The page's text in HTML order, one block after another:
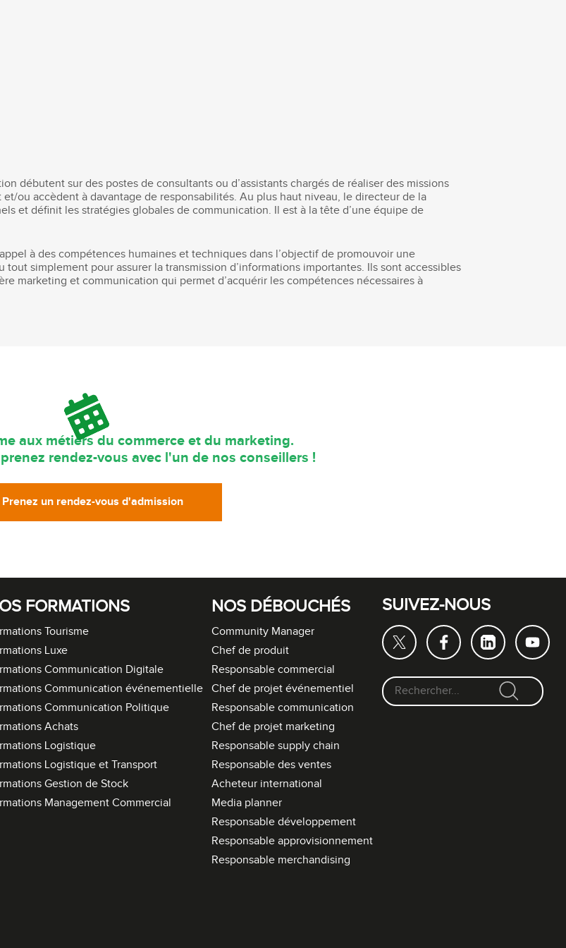
débutent sur des postes de consultants ou d’assistants chargés de réaliser des missions
ou accèdent à davantage de responsabilités. Au plus haut niveau, le directeur de la
et définit les stratégies globales de communication. Il est à la tête d’une équipe de
à des compétences humaines et techniques dans l’objectif de promouvoir une
simplement pour assurer la transmission d’informations importantes. Ils sont accessibles
marketing et communication qui permet d’acquérir les compétences nécessaires à
aux métiers du commerce et du marketing.
rendez-vous avec l'un de nos conseillers !
Prenez un rendez-vous d'admission
FORMATIONS
Tourisme
Luxe
Communication Digitale
Communication événementielle
Communication Politique
Achats
Logistique
Logistique et Transport
Gestion de Stock
Management Commercial
NOS DÉBOUCHÉS
Community Manager
Chef de produit
Responsable commercial
Chef de projet événementiel
Responsable communication
Chef de projet marketing
Responsable supply chain
Responsable des ventes
Acheteur international
Media planner
Responsable développement
Responsable approvisionnement
Responsable merchandising
SUIVEZ-NOUS
F